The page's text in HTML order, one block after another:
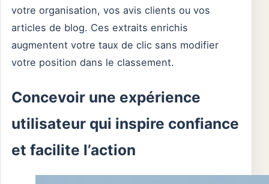
votre organisation, vos avis clients ou vos
articles de blog. Ces extraits enrichis
augmentent votre taux de clic sans modifier
votre position dans le classement.
Concevoir une expérience
utilisateur qui inspire confiance
et facilite l’action